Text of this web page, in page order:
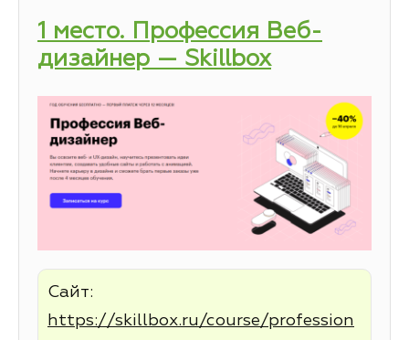
1 место. Профессия Веб-
дизайнер — Skillbox
Сайт:
https://skillbox.ru/course/profession